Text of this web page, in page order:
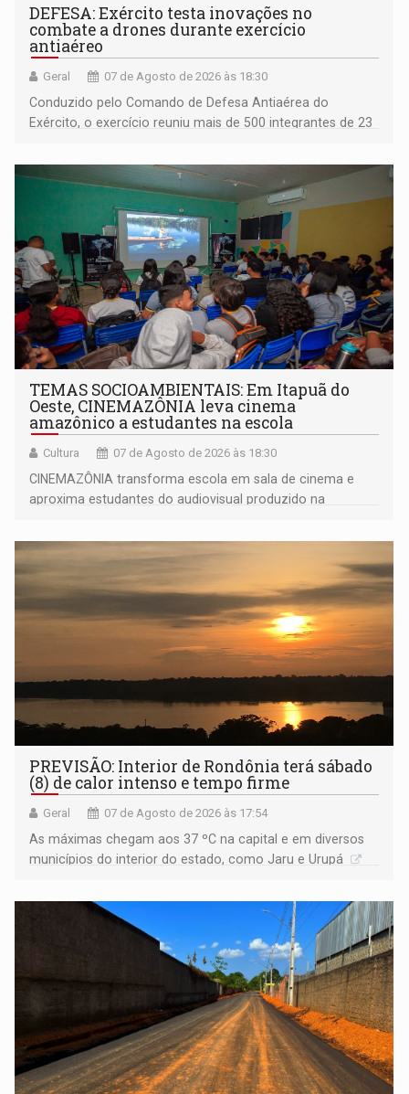
DEFESA: Exército testa inovações no
combate a drones durante exercício
antiaéreo
Geral 07 de Agosto de 2026 às 18:30
Conduzido pelo Comando de Defesa Antiaérea do
Exército, o exercício reuniu mais de 500 integrantes de 23
TEMAS SOCIOAMBIENTAIS: Em Itapuã do
Oeste, CINEMAZÔNIA leva cinema
amazônico a estudantes na escola
Cultura 07 de Agosto de 2026 às 18:30
CINEMAZÔNIA transforma escola em sala de cinema e
aproxima estudantes do audiovisual produzido na
PREVISÃO: Interior de Rondônia terá sábado
(8) de calor intenso e tempo firme
Geral 07 de Agosto de 2026 às 17:54
As máximas chegam aos 37 ºC na capital e em diversos
municípios do interior do estado, como Jaru e Urupá